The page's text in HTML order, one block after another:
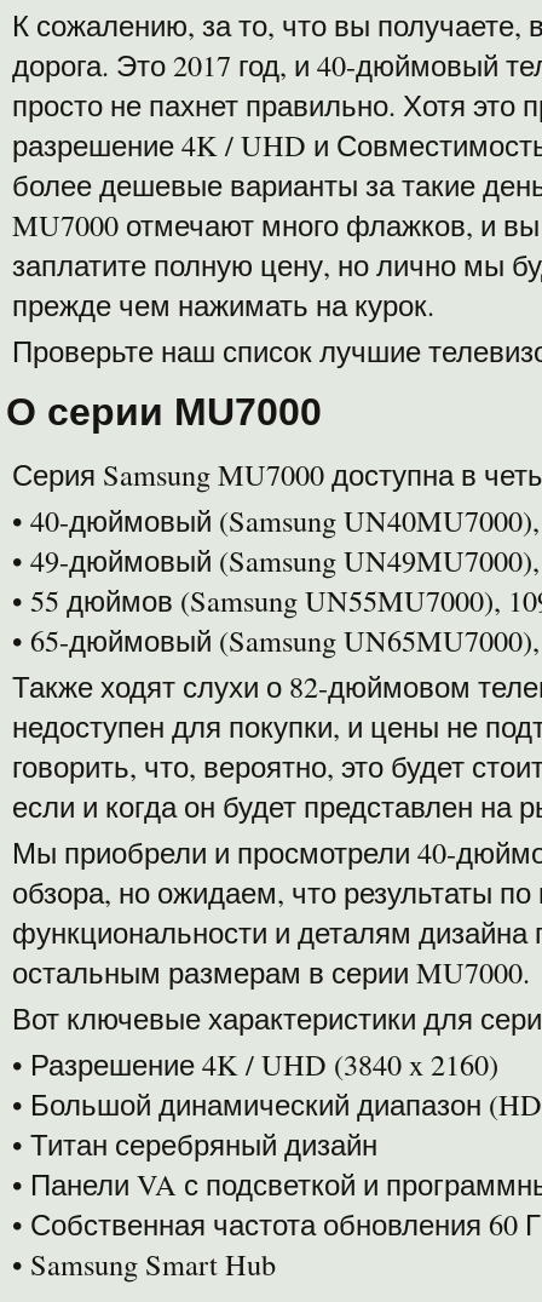
К сожалению, за то, что вы получаете,
дорога. Это 2017 год, и 40-дюймовый
просто не пахнет правильно. Хотя это
разрешение 4K / UHD и
более дешевые варианты за такие
MU7000 отмечают много флажков, и
заплатите полную цену, но лично мы
прежде чем нажимать на курок.
Проверьте наш список лучшие
О серии MU7000
Серия Samsung MU7000 доступна в
• 40-дюймовый (Samsung
• 49-дюймовый (Samsung
• 55 дюймов (Samsung UN55MU7000),
• 65-дюймовый (Samsung
Также ходят слухи о 82-дюймовом
недоступен для покупки, и цены не
говорить, что, вероятно, это будет
если и когда он будет представлен на
Мы приобрели и просмотрели 40-
обзора, но ожидаем, что результаты
функциональности и деталям
остальным размерам в серии MU7000.
Вот ключевые характеристики для
• Разрешение 4K / UHD (3840 x 2160)
• Большой динамический диапазон
• Титан серебряный дизайн
• Панели VA с подсветкой и
• Собственная частота обновления 60
• Samsung Smart Hub